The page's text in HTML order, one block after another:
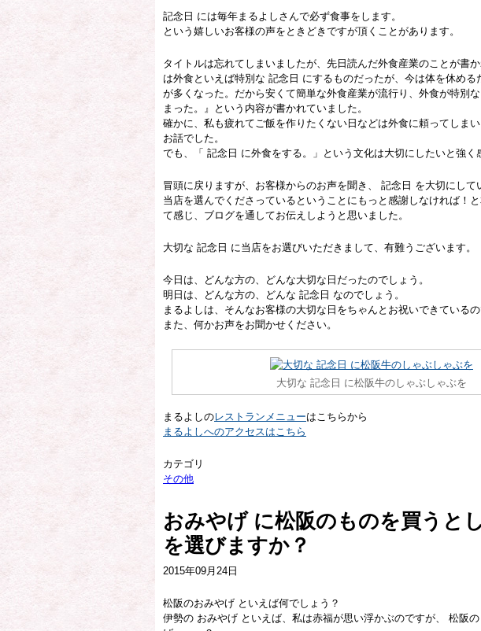
記念日 には毎年まるよしさんで必ず食事をします。
という嬉しいお客様の声をときどきですが頂くことがあります。
タイトルは忘れてしまいましたが、先日読んだ外食産業のことが書
は外食といえば特別な 記念日 にするものだったが、今は体を休める
が多くなった。だから安くて簡単な外食産業が流行り、外食が特別
まった。』という内容が書かれていました。
確かに、私も疲れてご飯を作りたくない日などは外食に頼ってしま
お話でした。
でも、「 記念日 に外食をする。」という文化は大切にしたいと強く
冒頭に戻りますが、お客様からのお声を聞き、 記念日 を大切にして
当店を選んでくださっているということにもっと感謝しなければ！
て感じ、ブログを通してお伝えしようと思いました。
大切な 記念日 に当店をお選びいただきまして、有難うございます。
今日は、どんな方の、どんな大切な日だったのでしょう。
明日は、どんな方の、どんな 記念日 なのでしょう。
まるよしは、そんなお客様の大切な日をちゃんとお祝いできているの
また、何かお声をお聞かせください。
大切な 記念日 に松阪牛のしゃぶしゃぶを
まるよしのレストランメニューはこちらから
まるよしへのアクセスはこちら
カテゴリ
その他
おみやげ に松阪のものを買うと
を選びますか？
2015年09月24日
松阪のおみやげ といえば何でしょう？
伊勢の おみやげ といえば、私は赤福が思い浮かぶのですが、 松阪の